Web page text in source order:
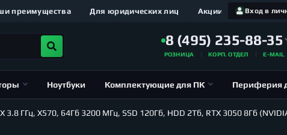
Вход в
преимущества Для юридических лиц Акции
8 (495) 235-88-35
РОЗНИЦА КОРП. ОТДЕЛ E-MAIL
Ноутбуки Комплектующие для ПК Периферия
3.8 ГГц, X570, 64Гб 3200 МГц, SSD 120Гб, HDD 2Тб, RTX 3050 8Гб